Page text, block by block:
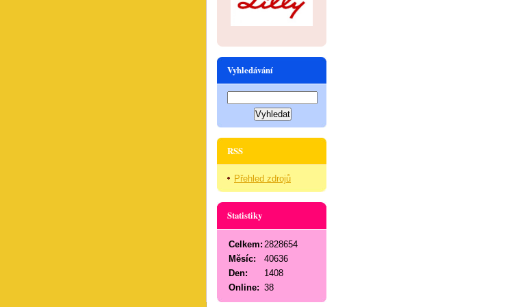
Vyhledávání
RSS
Přehled zdrojů
Statistiky
Online: 38
Celkem: 2828654
Měsíc:
40636
Den:
1408